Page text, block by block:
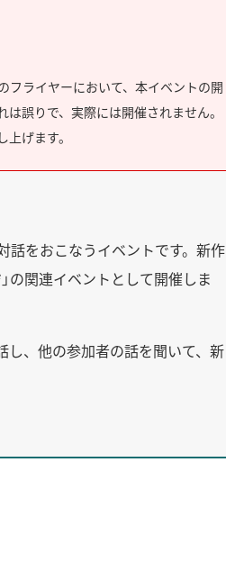
フライヤーにおいて、本イベントの開
誤りで、実際には開催されません。
げます。
話をおこなうイベントです。新作
の関連イベントとして開催しま
し、他の参加者の話を聞いて、新